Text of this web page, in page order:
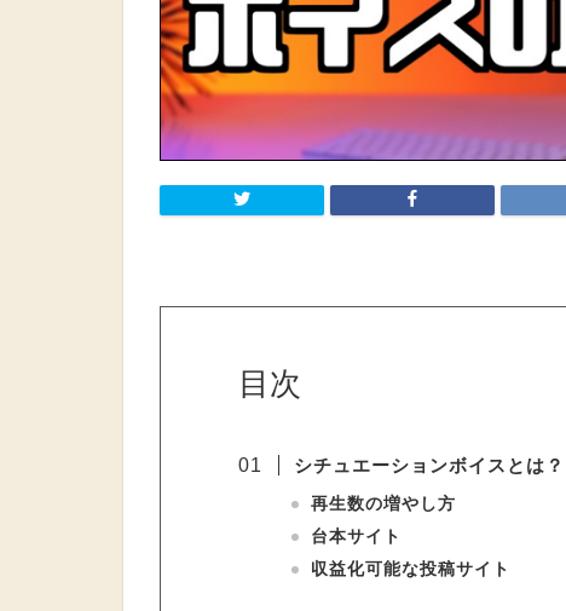
目次
シチュエーションボイスとは？
再生数の増やし方
台本サイト
収益化可能な投稿サイト